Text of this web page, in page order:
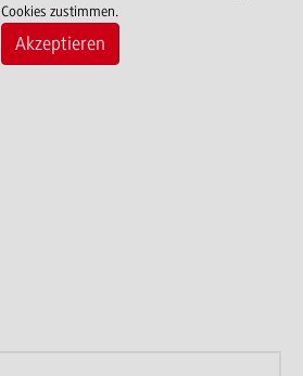
Cookies zustimmen.
Akzeptieren